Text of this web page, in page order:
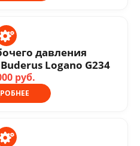
давления
Logano G234
руб.